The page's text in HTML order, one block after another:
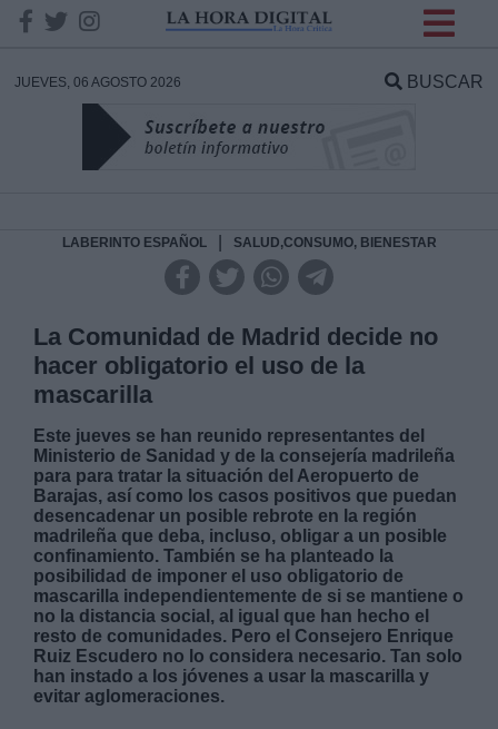
JUEVES, 06 AGOSTO 2026 BUSCAR
LABERINTO ESPAÑOL SALUD,CONSUMO, BIENESTAR
La Comunidad de Madrid decide no
hacer obligatorio el uso de la
mascarilla
Este jueves se han reunido representantes del
Ministerio de Sanidad y de la consejería madrileña
para para tratar la situación del Aeropuerto de
Barajas, así como los casos positivos que puedan
desencadenar un posible rebrote en la región
madrileña que deba, incluso, obligar a un posible
confinamiento. También se ha planteado la
posibilidad de imponer el uso obligatorio de
mascarilla independientemente de si se mantiene o
no la distancia social, al igual que han hecho el
resto de comunidades. Pero el Consejero Enrique
Ruiz Escudero no lo considera necesario. Tan solo
han instado a los jóvenes a usar la mascarilla y
evitar aglomeraciones.
DATOS
Responsable:
Legitimación:
Destinatarios:
Derechos:
link